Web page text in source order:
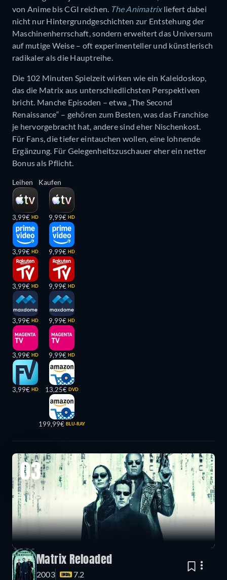
von Anime bis CGI reichen. The Animatrixliefert dabei
nicht nur Hintergrundgeschichten zur Entstehung der
Maschinenherrschaft, sondern erweitert das Universum
auf mutige Weise – oft experimenteller und künstlerisch
radikaler als die Hauptreihe.
Die 102 Minuten Spielzeit wirken wie ein Kaleidoskop,
das die Matrix aus unterschiedlichsten Perspektiven
bricht. Manche Episoden – etwa „The Second
Renaissance“ – gehören zum Besten, was das Franchise
je hervorgebracht hat, andere sind eher Nischenkost.
Für Fans, die tiefer eintauchen wollen, eine lohnende
Ergänzung. Für Gelegenheitszuschauer eher ein netter
Bonus als Pflicht.
Leihen
3,99€ HD
3,99€ HD
3,99€ HD
3,99€ HD
3,99€ HD
3,99€ HD
Kaufen
9,99€ HD
9,99€ HD
9,99€ HD
9,99€ HD
9,99€ HD
13,25€ DVD
199,99€ BLU-RAY
03
Matrix Reloaded
2003 7.2